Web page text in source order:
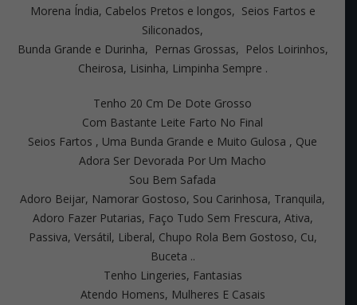
Morena Índia, Cabelos Pretos e longos, Seios Fartos e
Siliconados,
Bunda Grande e Durinha, Pernas Grossas, Pelos Loirinhos,
Cheirosa, Lisinha, Limpinha Sempre .
Tenho 20 Cm De Dote Grosso
Com Bastante Leite Farto No Final
Seios Fartos , Uma Bunda Grande e Muito Gulosa , Que
Adora Ser Devorada Por Um Macho
Sou Bem Safada
Adoro Beijar, Namorar Gostoso, Sou Carinhosa, Tranquila,
Adoro Fazer Putarias, Faço Tudo Sem Frescura, Ativa,
Passiva, Versátil, Liberal, Chupo Rola Bem Gostoso, Cu,
Buceta ..
Tenho Lingeries, Fantasias
Atendo Homens, Mulheres E Casais